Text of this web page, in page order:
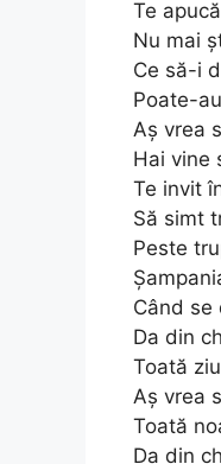
Te
Nu mai
Ce să-i
Poate-
Aș vrea
Hai vine
Te invit
Să simt
Peste
Când se
Da din
Toată
Aș vrea
Toată
Da din